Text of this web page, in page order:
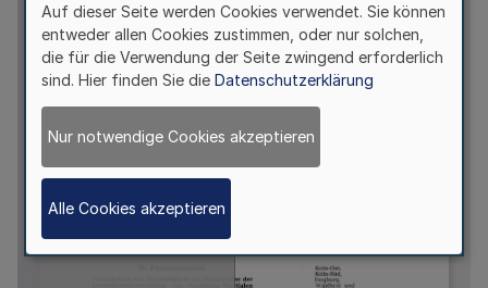
Auf dieser Seite werden Cookies verwendet. Sie können
entweder allen Cookies zustimmen, oder nur solchen,
die für die Verwendung der Seite zwingend erforderlich
sind. Hier finden Sie die Datenschutzerklärung
Nur notwendige Cookies akzeptieren
Alle Cookies akzeptieren